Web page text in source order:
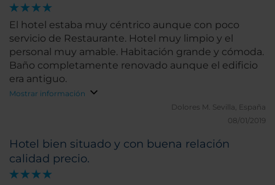
El hotel estaba muy céntrico aunque con poco
servicio de Restaurante. Hotel muy limpio y el
personal muy amable. Habitación grande y cómoda.
Baño completamente renovado aunque el edificio
era antiguo.
Mostrar información
Dolores M. Sevilla, España
08/01/2019
Hotel bien situado y con buena relación
calidad precio.